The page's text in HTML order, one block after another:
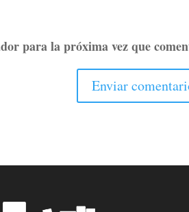
para la próxima vez que